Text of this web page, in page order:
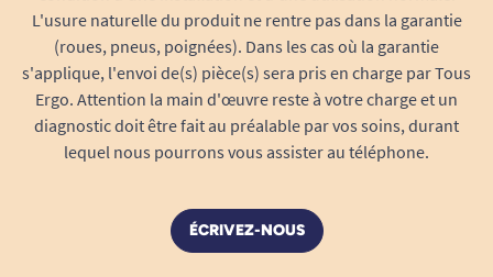
protection ponctuelle (pique-nique,
voyages, etc.).
Aucune altération du confort :l’alèse reste
souple et respirante. Elle ne fait pas
transpirer et ne modifie pas la sensation du
couchage.
quotidien facilité
Installation rapide :déployez simplement
L'usure naturelle du produit ne rentre pas dans la garantie
(roues, pneus, poignées). Dans les cas où la garantie
s'applique, l'envoi de(s) pièce(s) sera pris en charge par Tous
Ergo. Attention la main d'œuvre reste à votre charge et un
diagnostic doit être fait au préalable par vos soins, durant
lequel nous pourrons vous assister au téléphone.
ÉCRIVEZ-NOUS